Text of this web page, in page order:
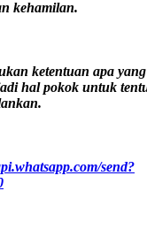
kehamilan.
ketentuan apa
hal pokok untuk
send?